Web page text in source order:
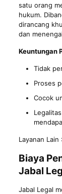
satu orang
hukum.
dirancang
dan
Keuntungan
Tidak
Proses
Cocok
Layanan Lain :
Biaya
Jabal
Jabal Legal